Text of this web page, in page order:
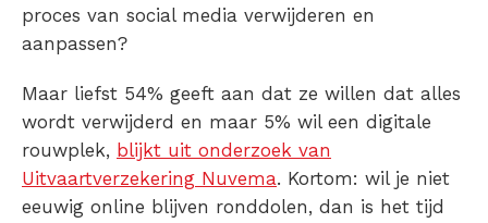
proces van social media verwijderen en
aanpassen?
Maar liefst 54% geeft aan dat ze willen dat alles
wordt verwijderd en maar 5% wil een digitale
rouwplek, blijkt uit onderzoek van
Uitvaartverzekering Nuvema. Kortom: wil je niet
eeuwig online blijven ronddolen, dan is het tijd